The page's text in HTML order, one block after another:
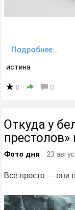
Подробнее...
истина
0 0
Откуда у
Фото дня 23
Всё просто — они